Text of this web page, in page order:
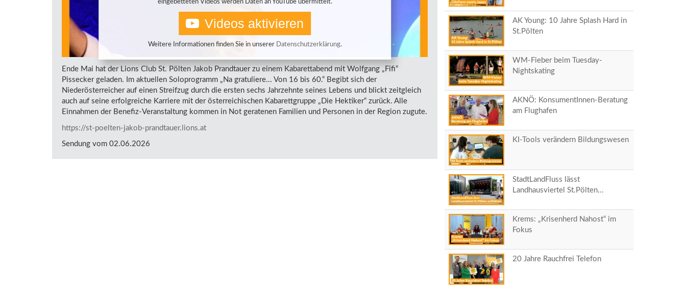
eingebetteten Videos werden Daten an YouTube übermittelt.
Videos aktivieren
Weitere Informationen finden Sie in unserer Datenschutzerklärung.
Ende Mai hat der Lions Club St. Pölten Jakob Prandtauer zu einem Kabarettabend mit Wolfgang „Fifi“
Pissecker geladen. Im aktuellen Soloprogramm „Na gratuliere... Von 16 bis 60.“ Begibt sich der
Niederösterreicher auf einen Streifzug durch die ersten sechs Jahrzehnte seines Lebens und blickt zeitgleich
auch auf seine erfolgreiche Karriere mit der österreichischen Kabarettgruppe „Die Hektiker“ zurück. Alle
Einnahmen der Benefiz-Veranstaltung kommen in Not geratenen Familien und Personen in der Region zugute.
https://st-poelten-jakob-prandtauer.lions.at
Sendung vom 02.06.2026
AK Young: 10 Jahre Splash Hard in
St.Pölten
WM-Fieber beim Tuesday-
Nightskating
AKNÖ: KonsumentInnen-Beratung
am Flughafen
KI-Tools verändern Bildungswesen
StadtLandFluss lässt
Landhausviertel St.Pölten...
Krems: „Krisenherd Nahost“ im
Fokus
20 Jahre Rauchfrei Telefon